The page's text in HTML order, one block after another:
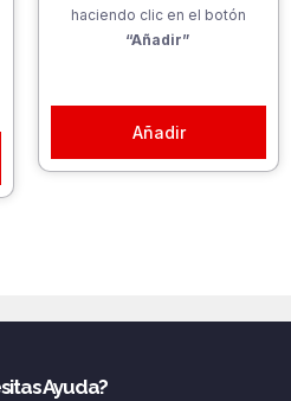
haciendo clic en el botón
“Añadir”
Añadir
Ayuda?